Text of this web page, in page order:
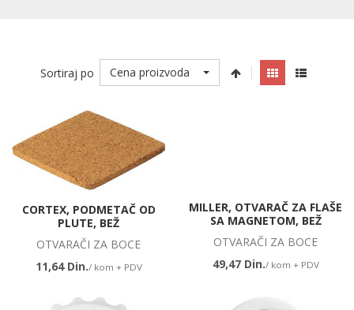
Sortiraj po Cena proizvoda
CORTEX, PODMETAČ OD
PLUTE, BEŽ
OTVARAČI ZA BOCE
11,64 Din./ kom + PDV
MILLER, OTVARAČ ZA FLAŠE
SA MAGNETOM, BEŽ
OTVARAČI ZA BOCE
49,47 Din./ kom + PDV